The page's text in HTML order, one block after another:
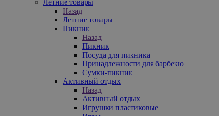
Летние товары
Назад
Летние товары
Пикник
Назад
Пикник
Посуда для пикника
Принадлежности для барбекю
Сумки-пикник
Активный отдых
Назад
Активный отдых
Игрушки пластиковые